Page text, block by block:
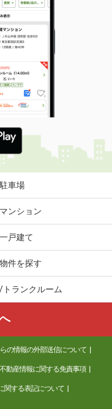
車場
ンション
戸建て
件を探す
トランクルーム
の情報の外部送信について
不動産情報に関する免責事項
関する表記について